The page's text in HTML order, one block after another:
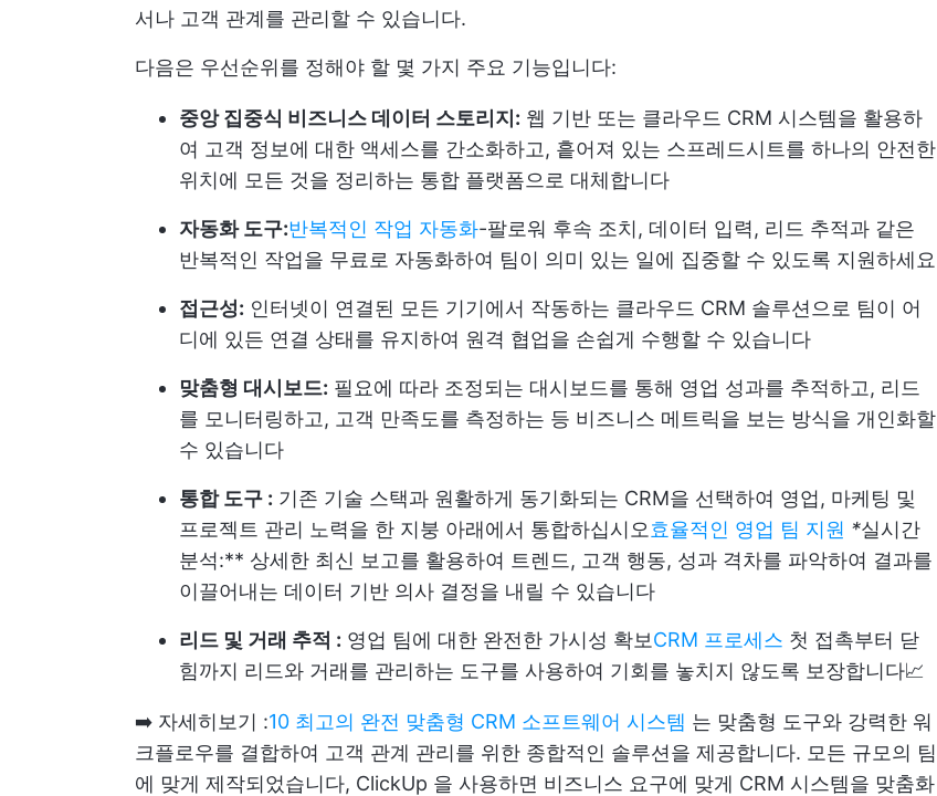
서나 고객 관계를 관리할 수 있습니다.
다음은 우선순위를 정해야 할 몇 가지 주요 기능입니다:
중앙 집중식 비즈니스 데이터 스토리지: 웹 기반 또는 클라우드 CRM 시스템을 활용하
여 고객 정보에 대한 액세스를 간소화하고, 흩어져 있는 스프레드시트를 하나의 안전한
위치에 모든 것을 정리하는 통합 플랫폼으로 대체합니다
자동화 도구:반복적인 작업 자동화-팔로워 후속 조치, 데이터 입력, 리드 추적과 같은
반복적인 작업을 무료로 자동화하여 팀이 의미 있는 일에 집중할 수 있도록 지원하세요
접근성: 인터넷이 연결된 모든 기기에서 작동하는 클라우드 CRM 솔루션으로 팀이 어
디에 있든 연결 상태를 유지하여 원격 협업을 손쉽게 수행할 수 있습니다
맞춤형 대시보드: 필요에 따라 조정되는 대시보드를 통해 영업 성과를 추적하고, 리드
를 모니터링하고, 고객 만족도를 측정하는 등 비즈니스 메트릭을 보는 방식을 개인화할
수 있습니다
통합 도구 : 기존 기술 스택과 원활하게 동기화되는 CRM을 선택하여 영업, 마케팅 및
프로젝트 관리 노력을 한 지붕 아래에서 통합하십시오 효율적인 영업 팀 지원 *실시간
분석:** 상세한 최신 보고를 활용하여 트렌드, 고객 행동, 성과 격차를 파악하여 결과를
이끌어내는 데이터 기반 의사 결정을 내릴 수 있습니다
리드 및 거래 추적 : 영업 팀에 대한 완전한 가시성 확보CRM 프로세스 첫 접촉부터 닫
힘까지 리드와 거래를 관리하는 도구를 사용하여 기회를 놓치지 않도록 보장합니다📈
➡️ 자세히보기 :10 최고의 완전 맞춤형 CRM 소프트웨어 시스템 는 맞춤형 도구와 강력한 워
크플로우를 결합하여 고객 관계 관리를 위한 종합적인 솔루션을 제공합니다. 모든 규모의 팀
에 맞게 제작되었습니다, ClickUp 을 사용하면 비즈니스 요구에 맞게 CRM 시스템을 맞춤화